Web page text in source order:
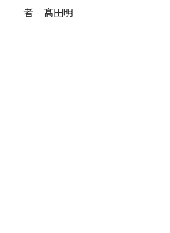
者 髙田明